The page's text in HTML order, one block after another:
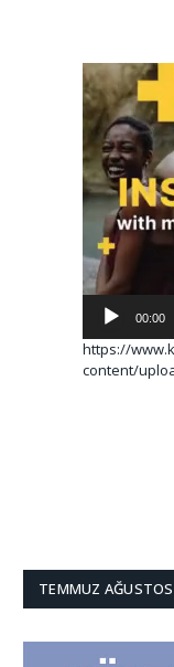
Video
oynatıcı
00:00
https://
content/
TEMMUZ AĞUSTOS